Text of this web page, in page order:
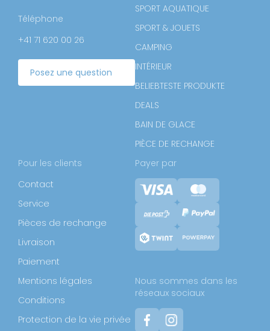
Téléphone
+41 71 620 00 26
Posez une question
SPORT AQUATIQUE
SPORT & JOUETS
CAMPING
INTÉRIEUR
BELIEBTESTE PRODUKTE
DEALS
BAIN DE GLACE
PIÈCE DE RECHANGE
Pour les clients
Contact
Service
Pièces de rechange
Livraison
Paiement
Mentions légales
Conditions
Protection de la vie privée
Payer par
Nous sommes dans les
réseaux sociaux